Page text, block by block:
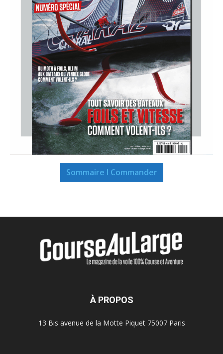
Sommaire I Commander
À PROPOS
13 Bis avenue de la Motte Piquet 75007 Paris